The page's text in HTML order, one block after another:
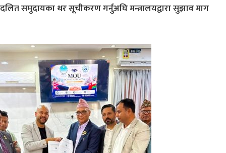
दलित समुदायका थर सूचीकरण गर्नुअघि मन्त्रालयद्वारा सुझाव माग